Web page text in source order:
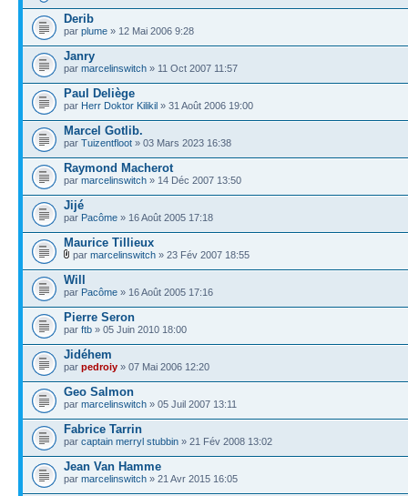
Derib
par plume » 12 Mai 2006 9:28
Janry
par marcelinswitch » 11 Oct 2007 11:57
Paul Deliège
par Herr Doktor Kilikil » 31 Août 2006 19:00
Marcel Gotlib.
par Tuizentfloot » 03 Mars 2023 16:38
Raymond Macherot
par marcelinswitch » 14 Déc 2007 13:50
Jijé
par Pacôme » 16 Août 2005 17:18
Maurice Tillieux
par marcelinswitch » 23 Fév 2007 18:55
Will
par Pacôme » 16 Août 2005 17:16
Pierre Seron
par ftb » 05 Juin 2010 18:00
Jidéhem
par pedroiy » 07 Mai 2006 12:20
Geo Salmon
par marcelinswitch » 05 Juil 2007 13:11
Fabrice Tarrin
par captain merryl stubbin » 21 Fév 2008 13:02
Jean Van Hamme
par marcelinswitch » 21 Avr 2015 16:05